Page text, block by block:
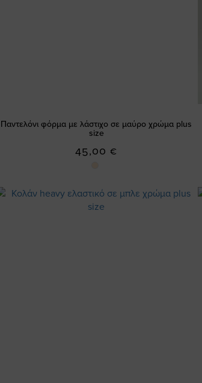
Παντελόνι φόρμα με λάστιχο σε μαύρο χρώμα plus
size
45,00 €